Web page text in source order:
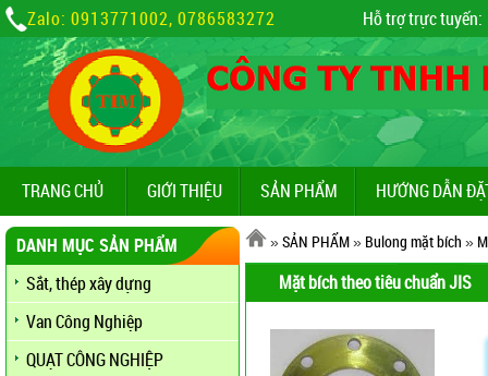
Zalo: 0913771002, 0786583272 Hỗ trợ trực tuyến:
TRANG CHỦ GIỚI THIỆU SẢN PHẨM HƯỚNG DẪN
DANH MỤC SẢN PHẨM
Sắt, thép xây dựng
Van Công Nghiệp
QUẠT CÔNG NGHIỆP
»SẢN PHẨM» Bulong mặt bích »
Mặt bích theo tiêu chuẩn JIS